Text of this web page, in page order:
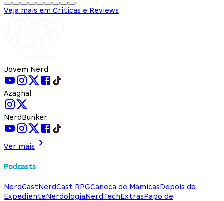
Veja mais em Críticas e Reviews
Jovem Nerd
Azaghal
NerdBunker
Ver mais
Podcasts
NerdCastNerdCast RPGCaneca de MamicasDepois do
ExpedienteNerdologiaNerdTechExtrasPapo de